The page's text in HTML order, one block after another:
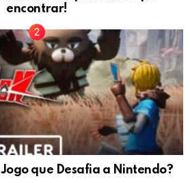
encontrar!
Jogo que Desafia a Nintendo?